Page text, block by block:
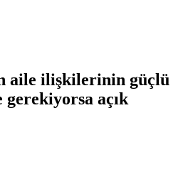
aile ilişkilerinin güçlü
gerekiyorsa açık